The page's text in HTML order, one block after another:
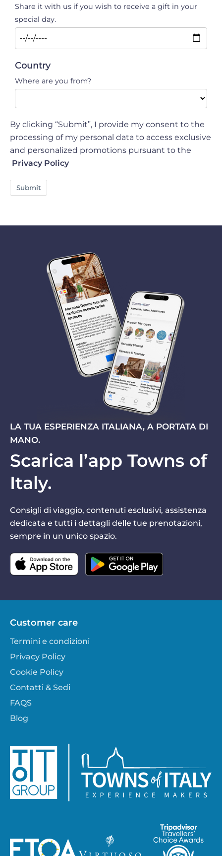
Share it with us if you wish to receive a gift in your
special day.
Country
Where are you from?
By clicking “Submit”, I provide my consent to the
processing of my personal data to access exclusive
and personalized promotions pursuant to the
Privacy Policy
Submit
LA TUA ESPERIENZA ITALIANA, A PORTATA DI
MANO.
Scarica l’app Towns of
Italy.
Consigli di viaggio, contenuti esclusivi, assistenza
dedicata e tutti i dettagli delle tue prenotazioni,
sempre in un unico spazio.
Customer care
Termini e condizioni
Privacy Policy
Cookie Policy
Contatti & Sedi
FAQS
Blog